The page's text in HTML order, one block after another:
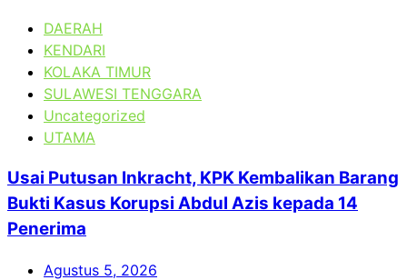
DAERAH
KENDARI
KOLAKA TIMUR
SULAWESI TENGGARA
Uncategorized
UTAMA
Usai Putusan Inkracht, KPK Kembalikan Barang
Bukti Kasus Korupsi Abdul Azis kepada 14
Penerima
Agustus 5, 2026